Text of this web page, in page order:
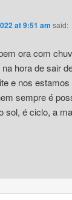
at 9:51 am said:
ora com
hora de sair
e nos
sempre é
sol, é ciclo, a